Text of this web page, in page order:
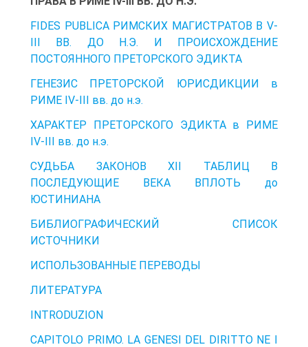
FIDES PUBLICA РИМСКИХ МАГИСТРАТОВ В V-
III ВВ. ДО Н.Э. И ПРОИСХОЖДЕНИЕ
ПОСТОЯННОГО ПРЕТОРСКОГО ЭДИКТА
ГЕНЕЗИС ПРЕТОРСКОЙ ЮРИСДИКЦИИ в
РИМЕ IV-III вв. до н.э.
ХАРАКТЕР ПРЕТОРСКОГО ЭДИКТА в РИМЕ
IV-III вв. до н.э.
СУДЬБА ЗАКОНОВ XII ТАБЛИЦ В
ПОСЛЕДУЮЩИЕ ВЕКА ВПЛОТЬ до
ЮСТИНИАНА
БИБЛИОГРАФИЧЕСКИЙ СПИСОК
ИСТОЧНИКИ
ИСПОЛЬЗОВАННЫЕ ПЕРЕВОДЫ
ЛИТЕРАТУРА
INTRODUZION
CAPITOLO PRIMO. LA GENESI DEL DIRITTO NE I